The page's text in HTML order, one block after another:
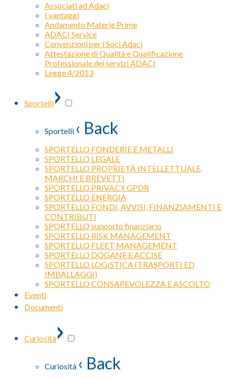
Associati ad Adaci
I vantaggi
Andamento Materie Prime
ADACI Service
Convenzioni per i Soci Adaci
Attestazione di Qualità e Qualificazione
Professionale dei servizi ADACI
Legge 4/2013
Sportelli›
Sportelli ‹ Back
SPORTELLO FONDERIE E METALLI
SPORTELLO LEGALE
SPORTELLO PROPRIETÀ INTELLETTUALE,
MARCHI E BREVETTI
SPORTELLO PRIVACY GPDR
SPORTELLO ENERGIA
SPORTELLO FONDI, AVVISI, FINANZIAMENTI E
CONTRIBUTI
SPORTELLO supporto finanziario
SPORTELLO RISK MANAGEMENT
SPORTELLO FLEET MANAGEMENT
SPORTELLO DOGANE E ACCISE
SPORTELLO LOGISTICA (TRASPORTI ED
IMBALLAGGI)
SPORTELLO CONSAPEVOLEZZA E ASCOLTO
Eventi
Documenti
Curiosità›
Curiosità ‹ Back